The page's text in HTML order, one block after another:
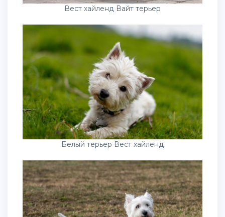
Вест хайленд Вайт терьер
Белый терьер Вест хайленд